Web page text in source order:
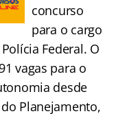
concurso
para o cargo
Federal. O
vagas para o
desde
Planejamento,